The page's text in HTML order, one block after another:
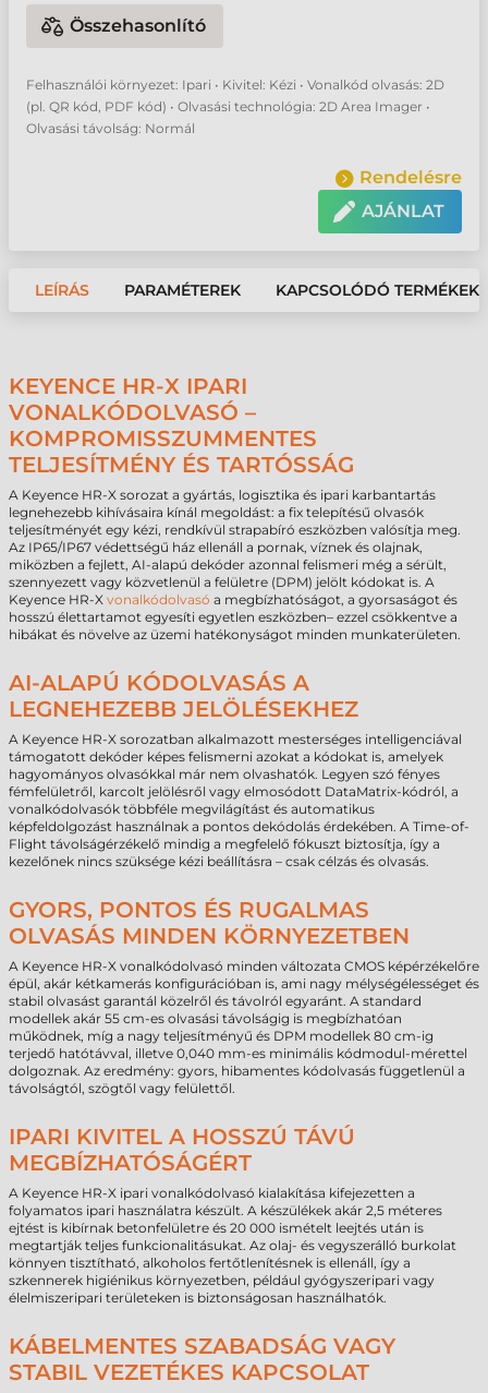
Összehasonlító
Felhasználói környezet: Ipari • Kivitel: Kézi • Vonalkód olvasás: 2D
(pl. QR kód, PDF kód) • Olvasási technológia: 2D Area Imager •
Olvasási távolság: Normál
Rendelésre
AJÁNLAT
LEÍRÁS PARAMÉTEREK KAPCSOLÓDÓ TERMÉKEK
KEYENCE HR-X IPARI
VONALKÓDOLVASÓ –
KOMPROMISSZUMMENTES
TELJESÍTMÉNY ÉS TARTÓSSÁG
A Keyence HR-X sorozat a gyártás, logisztika és ipari karbantartás
legnehezebb kihívásaira kínál megoldást: a fix telepítésű olvasók
teljesítményét egy kézi, rendkívül strapabíró eszközben valósítja meg.
Az IP65/IP67 védettségű ház ellenáll a pornak, víznek és olajnak,
miközben a fejlett, AI-alapú dekóder azonnal felismeri még a sérült,
szennyezett vagy közvetlenül a felületre (DPM) jelölt kódokat is. A
Keyence HR-X vonalkódolvasó a megbízhatóságot, a gyorsaságot és
hosszú élettartamot egyesíti egyetlen eszközben– ezzel csökkentve a
hibákat és növelve az üzemi hatékonyságot minden munkaterületen.
AI-ALAPÚ KÓDOLVASÁS A
LEGNEHEZEBB JELÖLÉSEKHEZ
A Keyence HR-X sorozatban alkalmazott mesterséges intelligenciával
támogatott dekóder képes felismerni azokat a kódokat is, amelyek
hagyományos olvasókkal már nem olvashatók. Legyen szó fényes
fémfelületről, karcolt jelölésről vagy elmosódott DataMatrix-kódról, a
vonalkódolvasók többféle megvilágítást és automatikus
képfeldolgozást használnak a pontos dekódolás érdekében. A Time-of-
Flight távolságérzékelő mindig a megfelelő fókuszt biztosítja, így a
kezelőnek nincs szüksége kézi beállításra – csak célzás és olvasás.
GYORS, PONTOS ÉS RUGALMAS
OLVASÁS MINDEN KÖRNYEZETBEN
A Keyence HR-X vonalkódolvasó minden változata CMOS képérzékelőre
épül, akár kétkamerás konfigurációban is, ami nagy mélységélességet és
stabil olvasást garantál közelről és távolról egyaránt. A standard
modellek akár 55 cm-es olvasási távolságig is megbízhatóan
működnek, míg a nagy teljesítményű és DPM modellek 80 cm-ig
terjedő hatótávval, illetve 0,040 mm-es minimális kódmodul-mérettel
dolgoznak. Az eredmény: gyors, hibamentes kódolvasás függetlenül a
távolságtól, szögtől vagy felülettől.
IPARI KIVITEL A HOSSZÚ TÁVÚ
MEGBÍZHATÓSÁGÉRT
A Keyence HR-X ipari vonalkódolvasó kialakítása kifejezetten a
folyamatos ipari használatra készült. A készülékek akár 2,5 méteres
ejtést is kibírnak betonfelületre és 20 000 ismételt leejtés után is
megtartják teljes funkcionalitásukat. Az olaj- és vegyszerálló burkolat
könnyen tisztítható, alkoholos fertőtlenítésnek is ellenáll, így a
szkennerek higiénikus környezetben, például gyógyszeripari vagy
élelmiszeripari területeken is biztonságosan használhatók.
KÁBELMENTES SZABADSÁG VAGY
STABIL VEZETÉKES KAPCSOLAT